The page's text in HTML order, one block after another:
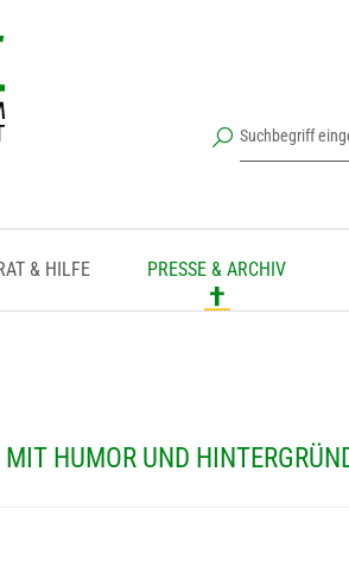
& HILFE PRESSE & ARCHIV
MIT HUMOR UND